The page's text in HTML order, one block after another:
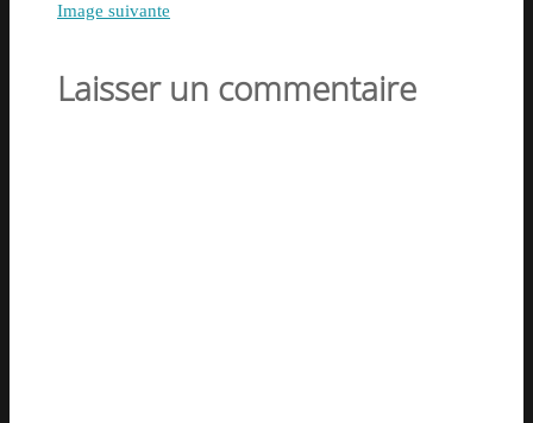
Image suivante
Laisser un commentaire